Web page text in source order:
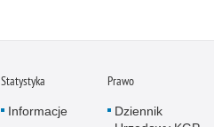
Statystyka
Informacje
Prawo
Dziennik